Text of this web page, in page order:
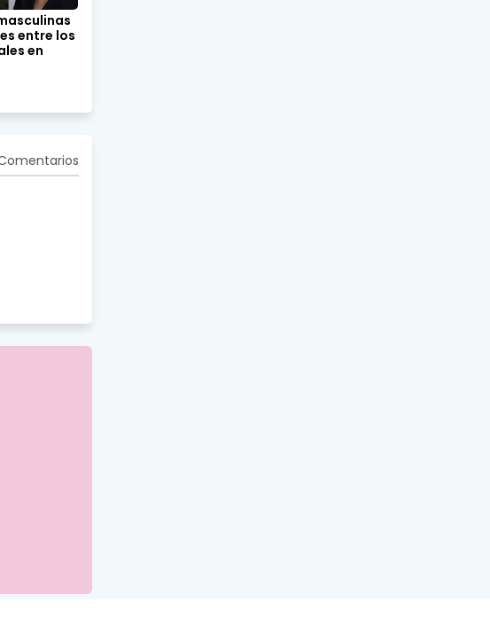
entre los
en